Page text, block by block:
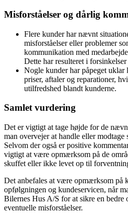
Misforståelser og dårlig
Flere kunder har nævnt
misforståelser eller problemer
kommunikation med
Dette har resulteret i
Nogle kunder har påpeget
priser, aftaler og reparationer,
utilfredshed blandt kunderne.
Samlet vurdering
Det er vigtigt at tage højde for de
man overvejer at handle eller
Selvom der også er positive
vigtigt at være opmærksom på de
skuffet eller ikke levet op til
Det anbefales at være opmærksom på
opfølgningen og kundeservicen, når
Bilernes Hus A/S for at sikre en bedre
eventuelle misforståelser.